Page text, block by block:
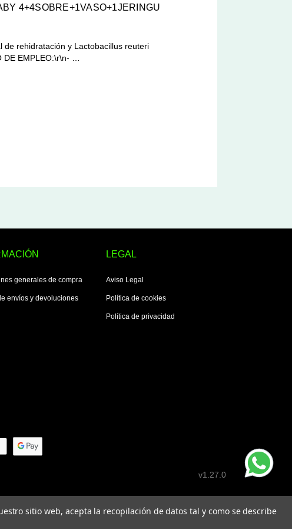
4+4SOBRE+1VASO+1JERINGU
de rehidratación y Lactobacillus reuteri
DE EMPLEO:\r\n- …
generales de compra
envíos y devoluciones
LEGAL
Aviso Legal
Política de cookies
Política de privacidad
v1.27.0
sitio web, acepta la recopilación de datos tal y como se describe